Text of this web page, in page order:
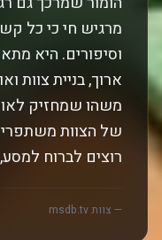
מרגיש חי כי כל
וסיפורים. היא
ארוך, בניית צוות
משהו שמחזיק
של הצוות
רוצים לברוח
— צוות msdb.tv